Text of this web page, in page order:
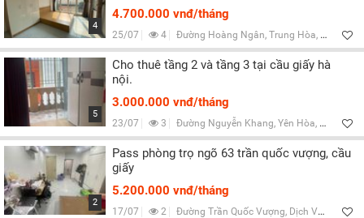
4
4.700.000 vnđ/tháng
25/07 4 Đường Hoàng Ngân, Trung Hòa, Hà Nội
5
Cho thuê tầng 2 và tầng 3 tại cầu giấy hà
nội.
3.000.000 vnđ/tháng
23/07 3 Đường Nguyễn Khang, Yên Hòa, Hà Nội
2
Pass phòng trọ ngõ 63 trần quốc vượng, cầu
giấy
5.200.000 vnđ/tháng
17/07 2 Đường Trần Quốc Vượng, Dịch Vọng Hậu, Hà Nội